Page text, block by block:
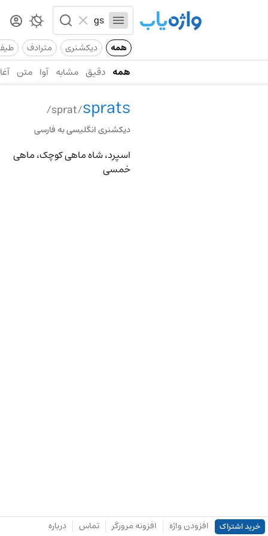
همه دیکشنری مترادف
همه دقیق مشابه آوا متن
sprats
/sprat/
دیکشنری انگلیسی به فارسی
اسپرد، شاه ماهی کوچک، ماهی
خمسی
خرید اشتراک افزودن واژه افزونه مرورگر تماس درباره